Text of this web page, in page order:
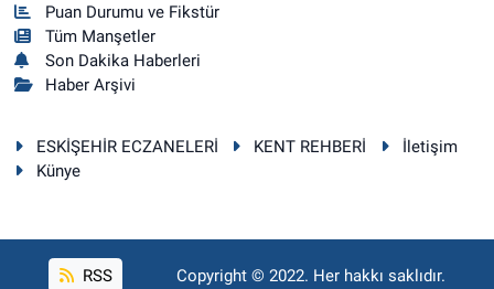
Puan Durumu ve Fikstür
Tüm Manşetler
Son Dakika Haberleri
Haber Arşivi
ESKİŞEHİR ECZANELERİ KENT REHBERİ
İletişim
Künye
RSS Copyright © 2022. Her hakkı saklıdır.